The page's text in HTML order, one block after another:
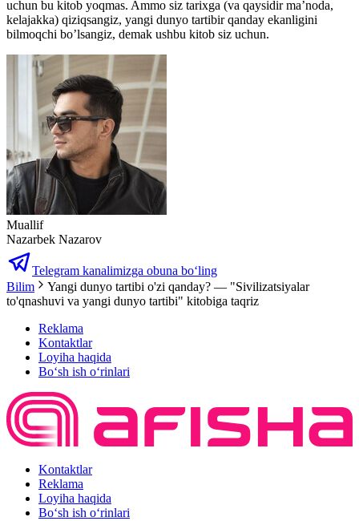
uchun bu kitob yoqmas. Ammo siz tarixga (va qaysidir ma’noda,
kelajakka) qiziqsangiz, yangi dunyo tartibir qanday ekanligini
bilmoqchi bo’lsangiz, demak ushbu kitob siz uchun.
Muallif
Nazarbek Nazarov
Telegram kanalimizga obuna bo‘ling
Bilim
Yangi dunyo tartibi o'zi qanday? — "Sivilizatsiyalar
to'qnashuvi va yangi dunyo tartibi" kitobiga taqriz
Reklama
Kontaktlar
Loyiha haqida
Bo‘sh ish o‘rinlari
Kontaktlar
Reklama
Loyiha haqida
Bo‘sh ish o‘rinlari